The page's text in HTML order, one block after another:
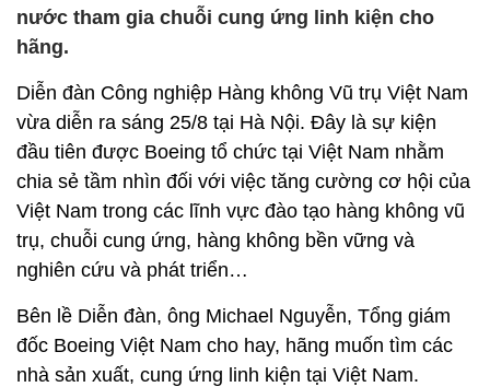
nước tham gia chuỗi cung ứng linh kiện cho
hãng.
Diễn đàn Công nghiệp Hàng không Vũ trụ Việt Nam
vừa diễn ra sáng 25/8 tại Hà Nội. Đây là sự kiện
đầu tiên được Boeing tổ chức tại Việt Nam nhằm
chia sẻ tầm nhìn đối với việc tăng cường cơ hội của
Việt Nam trong các lĩnh vực đào tạo hàng không vũ
trụ, chuỗi cung ứng, hàng không bền vững và
nghiên cứu và phát triển…
Bên lề Diễn đàn, ông Michael Nguyễn, Tổng giám
đốc Boeing Việt Nam cho hay, hãng muốn tìm các
nhà sản xuất, cung ứng linh kiện tại Việt Nam.